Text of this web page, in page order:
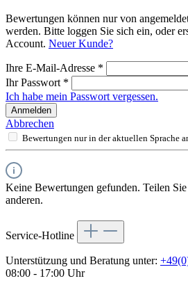
Bewertungen können nur von
werden. Bitte loggen Sie sich ein, oder
Account. Neuer Kunde?
Ihre E-Mail-Adresse *
Ihr Passwort *
Ich habe mein Passwort vergessen.
Anmelden
Abbrechen
Bewertungen nur in der aktuellen Sprache
Keine Bewertungen gefunden. Teilen
anderen.
Service-Hotline
Unterstützung und Beratung unter:
08:00 - 17:00 Uhr